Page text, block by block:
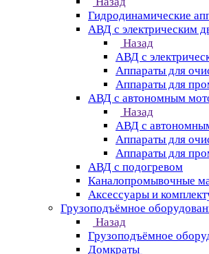
Гидродинамические
АВД с электрическим
Назад
АВД с
Аппараты для
Аппараты для
АВД с автономным
Назад
АВД с
Аппараты для
Аппараты для
АВД с подогревом
Каналопромывочные
Аксессуары и
Грузоподъёмное
Назад
Грузоподъёмное
Домкраты